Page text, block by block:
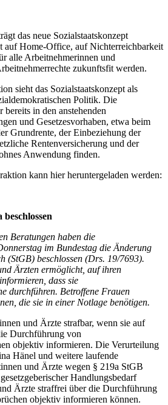
das neue Sozialstaatskonzept
auf Home-Office, auf Nichterreichbarkeit
alle Arbeitnehmerinnen und
zukunftsfit werden.
sieht das Sozialstaatskonzept als
Politik. Die
bereits in den anstehenden
und Gesetzesvorhaben, etwa beim
Grundrente, der Einbeziehung der
Rentenversicherung und der
Anwendung finden.
kann hier heruntergeladen werden:
Beratungen haben die
im Bundestag die Änderung
(StGB) beschlossen (Drs. 19/7693).
Ärzten ermöglicht, auf ihren
dass sie
durchführen. Betroffene Frauen
die sie in einer Notlage benötigen.
und Ärzte strafbar, wenn sie auf
Durchführung von
objektiv informieren. Die Verurteilung
Hänel und weitere laufende
und Ärzte wegen § 219a StGB
Handlungsbedarf
Ärzte straffrei über die Durchführung
objektiv informieren können.